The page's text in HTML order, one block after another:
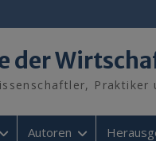
der
Praktiker
Autoren